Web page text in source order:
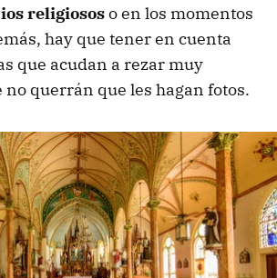
religiososo en los momentos
hay que tener en cuenta
que acudan a rezar muy
querrán que les hagan fotos.